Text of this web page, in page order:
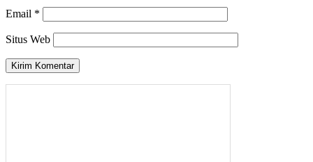
Email *
Situs Web